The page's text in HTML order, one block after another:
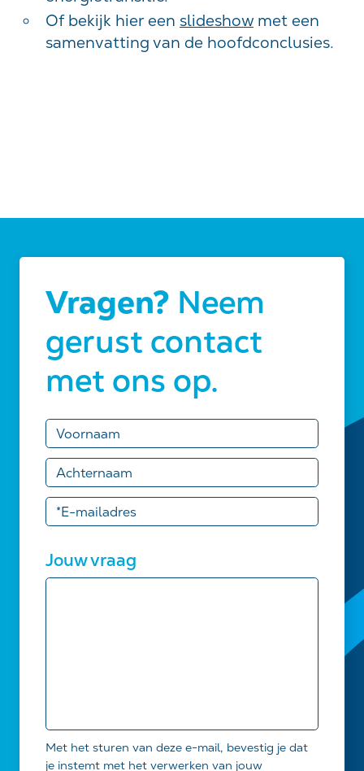
Of bekijk hier een slideshow met een
samenvatting van de hoofdconclusies.
Vragen? Neem
gerust contact
met ons op.
Jouw vraag
Met het sturen van deze e-mail, bevestig je dat
je instemt met het verwerken van jouw